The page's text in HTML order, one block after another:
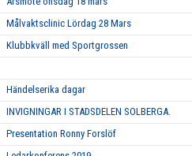
Målvaktsclinic Lördag 28 Mars
Klubbkväll med Sportgrossen
Händelserika dagar
INVIGNINGAR I STADSDELEN SOLBERGA.
Presentation Ronny Forslöf